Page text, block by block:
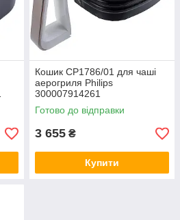
Кошик CP1786/01 для чаші
аерогриля Philips
300007914261
Готово до відправки
3 655 ₴
Купити